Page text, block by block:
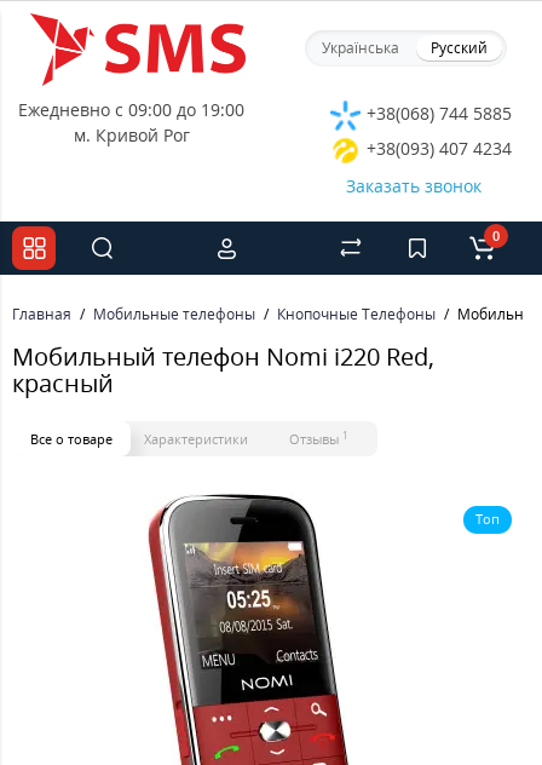
Українська Русский
Ежедневно с 09:00 до 19:00
м. Кривой Рог
+38(068) 744 5885
+38(093) 407 4234
Заказать звонок
0
Главная Мобильные телефоны Кнопочные Телефоны Мобильный
Мобильный телефон Nomi i220 Red,
красный
Все о товаре Характеристики Отзывы 1
Топ